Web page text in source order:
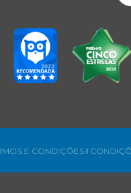
E CONDIÇÕES l